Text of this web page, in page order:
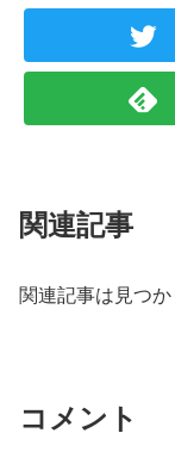
関連記事
関連記事は見つか
コメント